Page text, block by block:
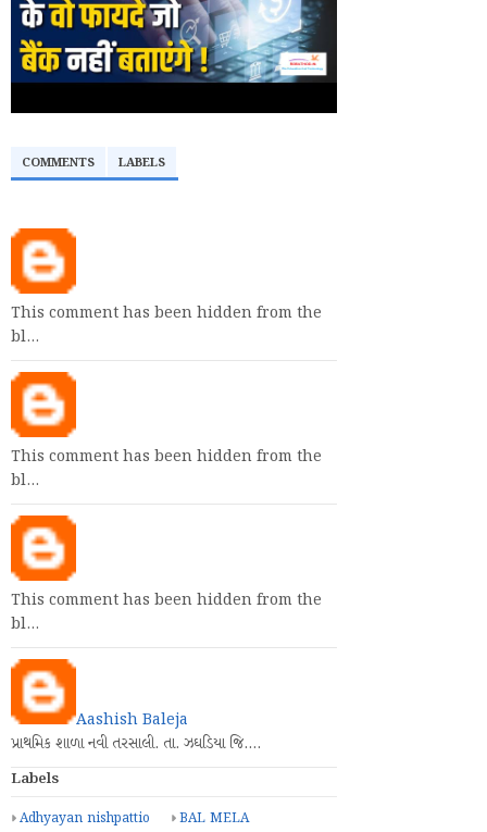
COMMENTS LABELS
This comment has been hidden from the
bl…
This comment has been hidden from the
bl…
This comment has been hidden from the
bl…
Aashish Baleja
પ્રાથમિક શાળા નવી તરસાલી. તા. ઝઘડિયા જિ.…
Labels
Adhyayan nishpattio BAL MELA